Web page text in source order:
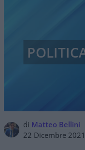
di Matteo Bellini
22 Dicembre